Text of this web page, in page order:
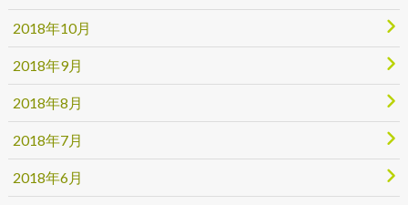
2018年10月
2018年9月
2018年8月
2018年7月
2018年6月